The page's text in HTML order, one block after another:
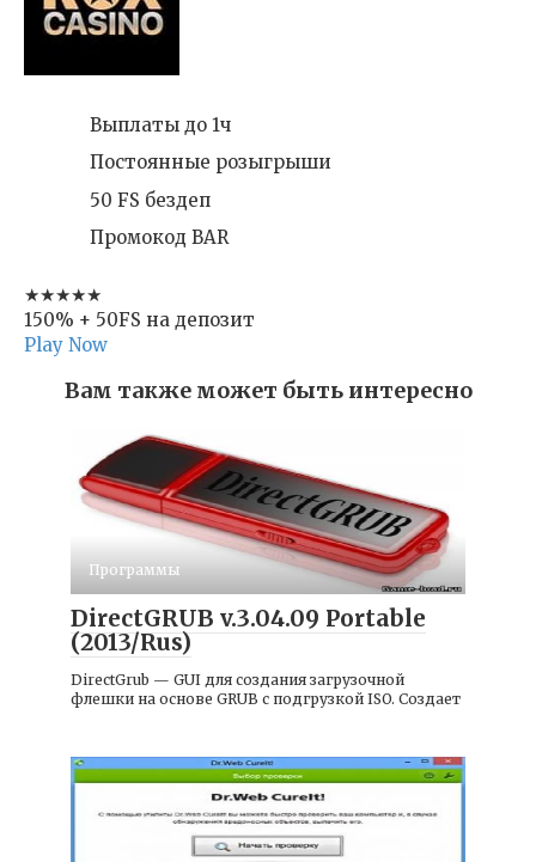
Выплаты до 1ч
Постоянные розыгрыши
50 FS бездеп
Промокод BAR
★★★★★
150% + 50FS на депозит
Play Now
Вам также может быть интересно
Программы
DirectGRUB v.3.04.09 Portable
(2013/Rus)
DirectGrub — GUI для создания загрузочной
флешки на основе GRUB с подгрузкой ISO. Создает